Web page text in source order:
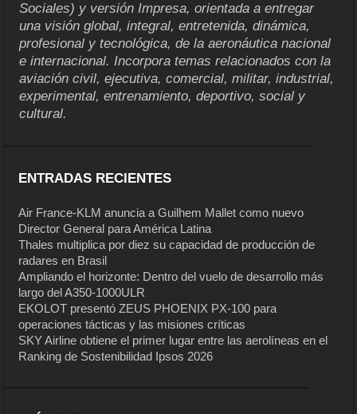
Sociales) y versión Impresa, orientada a entregar
una visión global, integral, entretenida, dinámica,
profesional y tecnológica, de la aeronáutica nacional
e internacional. Incorpora temas relacionados con la
aviación civil, ejecutiva, comercial, militar, industrial,
experimental, entrenamiento, deportivo, social y
cultural.
ENTRADAS RECIENTES
Air France-KLM anuncia a Guilhem Mallet como nuevo
Director General para América Latina
Thales multiplica por diez su capacidad de producción de
radares en Brasil
Ampliando el horizonte: Dentro del vuelo de desarrollo más
largo del A350-1000ULR
EKOLOT presentó ZEUS PHOENIX PX-100 para
operaciones tácticas y las misiones críticas
SKY Airline obtiene el primer lugar entre las aerolíneas en el
Ranking de Sostenibilidad Ipsos 2026